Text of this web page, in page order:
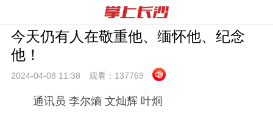
今天仍有人在敬重他、缅怀他、纪念
他！
2024-04-08 11:38 观看： 137769
通讯员 李尔熵 文灿辉 叶炯